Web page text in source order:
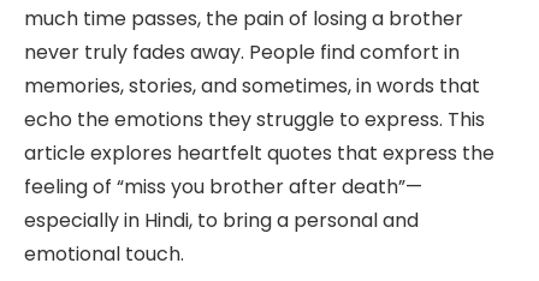
much time passes, the pain of losing a brother
never truly fades away. People find comfort in
memories, stories, and sometimes, in words that
echo the emotions they struggle to express. This
article explores heartfelt quotes that express the
feeling of “miss you brother after death”—
especially in Hindi, to bring a personal and
emotional touch.